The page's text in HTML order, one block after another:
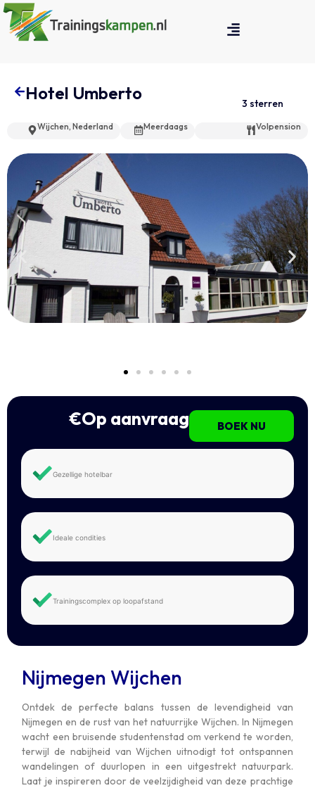
Hotel Umberto 3 sterren
Wijchen, Nederland Meerdaags Volpension
BOEK NU
€Op aanvraag
Gezellige hotelbar
Ideale condities
Trainingscomplex op loopafstand
Nijmegen Wijchen
Ontdek de perfecte balans tussen de levendigheid van
Nijmegen en de rust van het natuurrijke Wijchen. In Nijmegen
wacht een bruisende studentenstad om verkend te worden,
terwijl de nabijheid van Wijchen uitnodigt tot ontspannen
wandelingen of duurlopen in een uitgestrekt natuurpark.
Laat je inspireren door de veelzijdigheid van deze prachtige